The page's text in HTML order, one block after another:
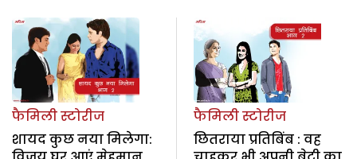
फैमिली स्टोरीज
शायद कुछ नया मिलेगा:
फैमिली स्टोरीज
छितराया प्रतिबिंब : वह